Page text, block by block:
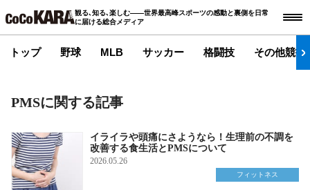
観る､知る､楽しむ――世界最高峰スポーツの感動と裏側を日常
に届ける総合メディア
トップ 野球 MLB サッカー 格闘技 その他競技
PMSに関する記事
イライラや頭痛にさようなら！生理前の不調を
改善する食生活とPMSについて
2026.05.26
フィットネス